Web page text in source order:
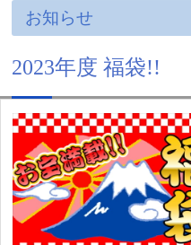
お知らせ
2023年度 福袋!!